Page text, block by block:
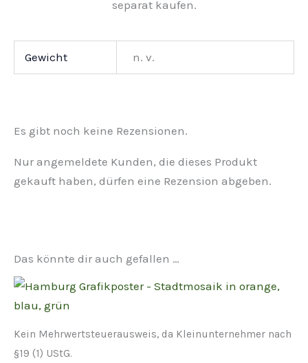
separat kaufen.
Gewicht n. v.
Es gibt noch keine Rezensionen.
Nur angemeldete Kunden, die dieses Produkt
gekauft haben, dürfen eine Rezension abgeben.
Das könnte dir auch gefallen …
Kein Mehrwertsteuerausweis, da Kleinunternehmer nach
§19 (1) UStG.